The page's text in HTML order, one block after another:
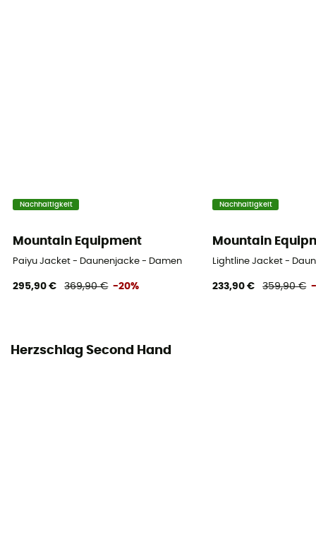
Nachhaltigkeit
Mountain Equipment
Paiyu Jacket - Daunenjacke - Damen
295,90 € 369,90 € -20%
Nachhaltigkeit
Mountain
Lightline Jacket -
233,90 € 359,90 €
Herzschlag Second Hand